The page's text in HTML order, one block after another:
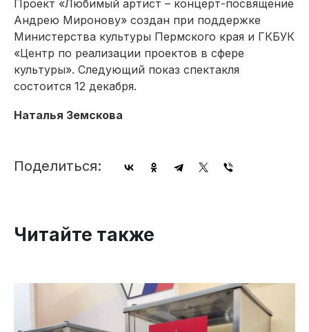
Проект «Любимый артист – концерт-посвящение
Андрею Миронову» создан при поддержке
Министерства культуры Пермского края и ГКБУК
«Центр по реализации проектов в сфере
культуры». Следующий показ спектакля
состоится 12 декабря.
Наталья Земскова
Поделиться:
Читайте также